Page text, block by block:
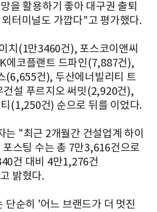
을 활용하기 좋아 대구권 출퇴
터미널도 가깝다"고 평가했다.
치(1만3460건), 포스코이앤씨
에코플랜트 드파인(7,887건),
(6,655건), 두산에너빌리티 트
설 푸르지오 써밋(2,920건),
(1,250건) 순으로 뒤를 이었다.
는 "최근 2개월간 건설업계 하이
스팅 수는 총 7만3,616건으로
건 대비 4만1,276건
밝혔다.
단순히 '어느 브랜드가 더 멋진